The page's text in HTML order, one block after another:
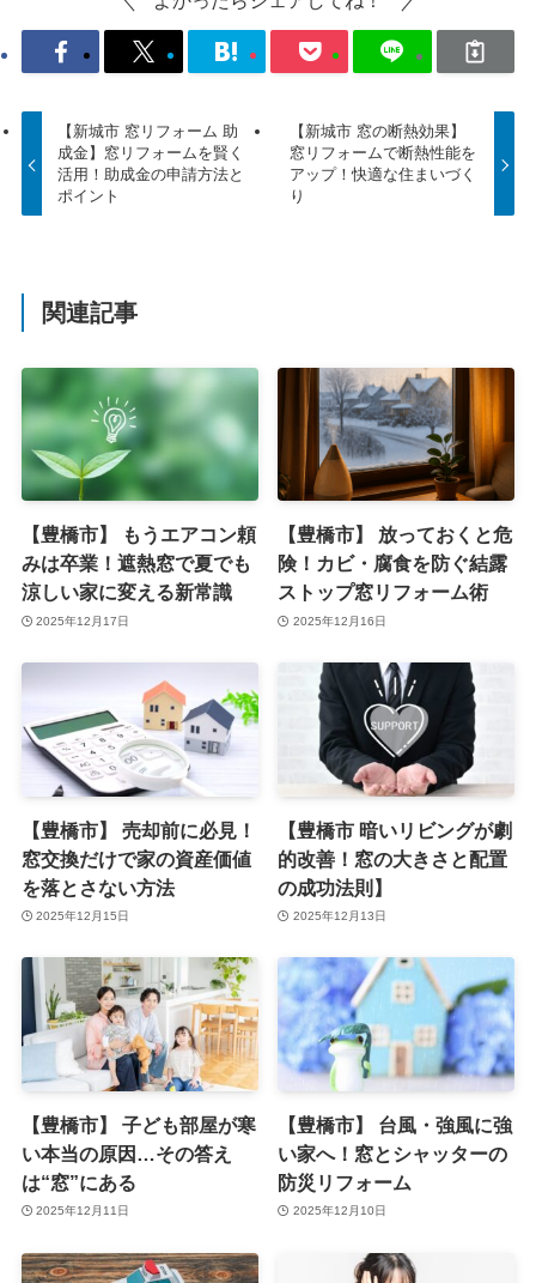
【新城市 窓リフォーム 助
成金】窓リフォームを賢く
活用！助成金の申請方法と
ポイント
【新城市 窓の断熱効果】
窓リフォームで断熱性能を
アップ！快適な住まいづく
り
関連記事
【豊橋市】 もうエアコン頼
みは卒業！遮熱窓で夏でも
涼しい家に変える新常識
2025年12月17日
【豊橋市】 放っておくと危
険！カビ・腐食を防ぐ結露
ストップ窓リフォーム術
2025年12月16日
【豊橋市】 売却前に必見！
窓交換だけで家の資産価値
を落とさない方法
2025年12月15日
【豊橋市 暗いリビングが劇
的改善！窓の大きさと配置
の成功法則】
2025年12月13日
【豊橋市】 子ども部屋が寒
い本当の原因…その答え
は“窓”にある
2025年12月11日
【豊橋市】 台風・強風に強
い家へ！窓とシャッターの
防災リフォーム
2025年12月10日